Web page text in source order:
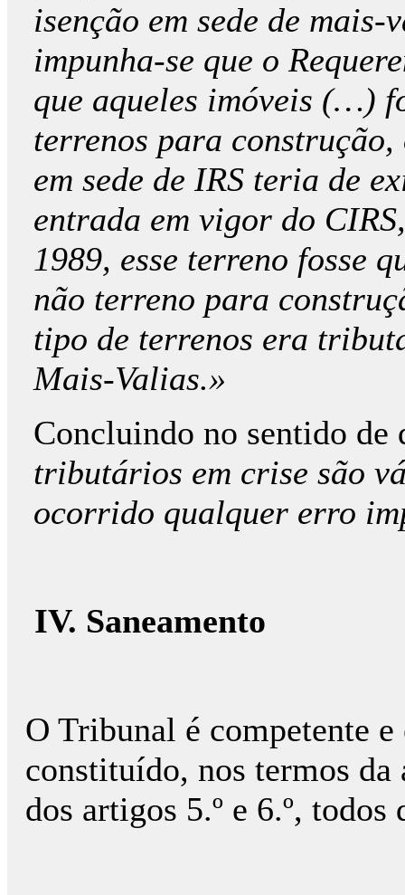
isenção em sede de mais-
impunha-se que o
que aqueles imóveis (…)
terrenos para
em sede de IRS teria de
entrada em vigor do
1989, esse terreno fosse
não terreno para
tipo de terrenos era
Mais-Valias.»
Concluindo no sentido de
tributários em crise são
ocorrido qualquer erro
IV. Saneamento
O Tribunal é competente
constituído, nos termos da
dos artigos 5.º e 6.º, todos